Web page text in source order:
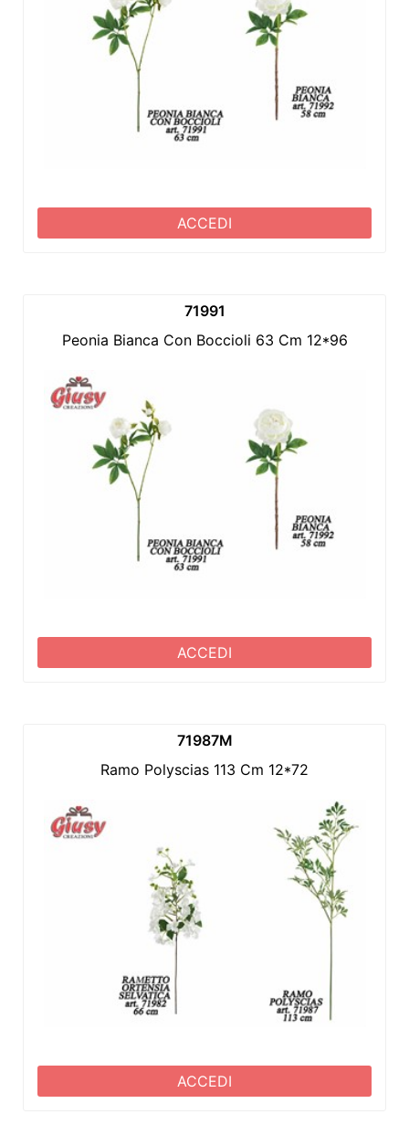
ACCEDI
71991
Peonia Bianca Con Boccioli 63 Cm 12*96
ACCEDI
71987M
Ramo Polyscias 113 Cm 12*72
ACCEDI